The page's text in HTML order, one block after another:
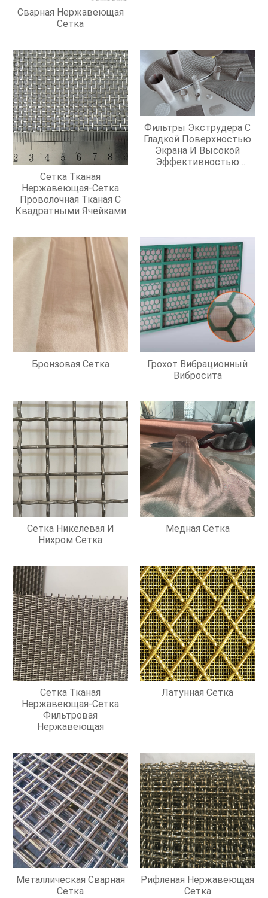
Сварная Нержавеющая
Сетка
Сетка Тканая
Нержавеющая-Сетка
Проволочная Тканая С
Квадратными Ячейками
Фильтры Экструдера С
Гладкой Поверхностью
Экрана И Высокой
Эффективностью
Бронзовая Сетка
Грохот Вибрационный
Вибросита
Сетка Никелевая И
Нихром Сетка
Медная Сетка
Сетка Тканая
Нержавеющая-Сетка
Фильтровая
Нержавеющая
Латунная Сетка
Металлическая Сварная
Сетка
Рифленая Нержавеющая
Сетка